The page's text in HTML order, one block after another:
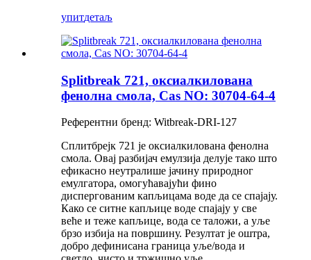
упитдетаљ
Splitbreak 721, оксиалкилована
фенолна смола, Cas NO: 30704-64-4
Референтни бренд: Witbreak-DRI-127
Сплитбрејк 721 је оксиалкилована фенолна
смола. Овај разбијач емулзија делује тако што
ефикасно неутралише јачину природног
емулгатора, омогућавајући фино
диспергованим капљицама воде да се спајају.
Како се ситне капљице воде спајају у све
веће и теже капљице, вода се таложи, а уље
брзо избија на површину. Резултат је оштра,
добро дефинисана граница уље/вода и